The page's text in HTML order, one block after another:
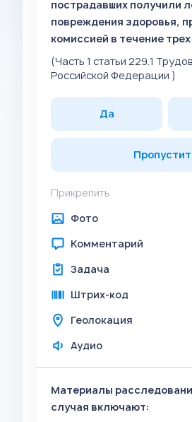
пострадавших получили
повреждения здоровья,
комиссией в течение
(Часть 1 статьи 229.1
Российской Федерации )
Да
Прикрепить
Фото
Комментарий
Задача
Штрих-код
Геолокация
Аудио
Материалы
случая включают: